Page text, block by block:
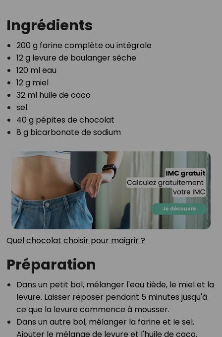
Ingrédients
200 g farine complète ou intégrale⁣
12 g levure de boulanger sèche⁣
120 ml eau⁣
12 g miel⁣
32 ml huile de coco ⁣
sel⁣
40 g pépites de chocolat⁣
8 g bicarbonate de sodium⁣
⁣Quel chocolat choisir pour maigrir ?
Préparation
Dans un petit bol, mélanger l'eau tiède, le miel et la
levure. Laisser reposer pendant 5 minutes jusqu'à
ce que la levure commence à mousser.⁣
Dans un autre bol, mélanger la farine et le sel.
Ajouter le mélange de levure et l'huile de coco.